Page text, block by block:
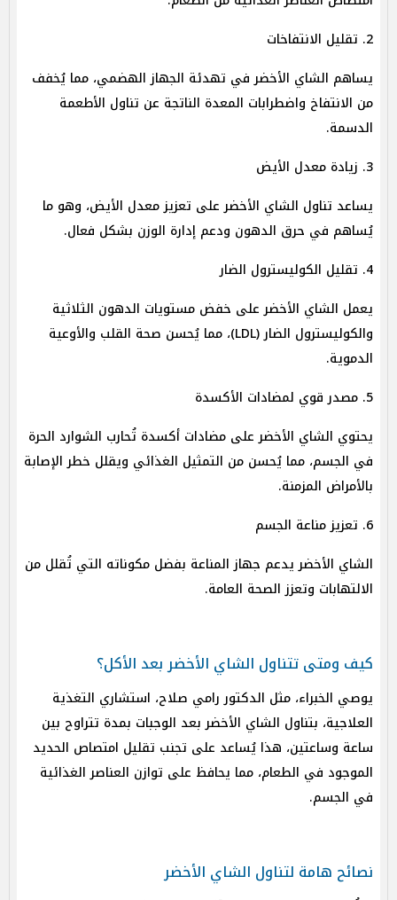
2. تقليل الانتفاخات
يساهم الشاي الأخضر في تهدئة الجهاز الهضمي، مما يُخفف
من الانتفاخ واضطرابات المعدة الناتجة عن تناول الأطعمة
الدسمة.
3. زيادة معدل الأيض
يساعد تناول الشاي الأخضر على تعزيز معدل الأيض، وهو ما
يُساهم في حرق الدهون ودعم إدارة الوزن بشكل فعال.
4. تقليل الكوليسترول الضار
يعمل الشاي الأخضر على خفض مستويات الدهون الثلاثية
والكوليسترول الضار (LDL)، مما يُحسن صحة القلب والأوعية
الدموية.
5. مصدر قوي لمضادات الأكسدة
يحتوي الشاي الأخضر على مضادات أكسدة تُحارب الشوارد الحرة
في الجسم، مما يُحسن من التمثيل الغذائي ويقلل خطر الإصابة
بالأمراض المزمنة.
6. تعزيز مناعة الجسم
الشاي الأخضر يدعم جهاز المناعة بفضل مكوناته التي تُقلل من
الالتهابات وتعزز الصحة العامة.
كيف ومتى تتناول الشاي الأخضر بعد الأكل؟
يوصي الخبراء، مثل الدكتور رامي صلاح، استشاري التغذية
العلاجية، بتناول الشاي الأخضر بعد الوجبات بمدة تتراوح بين
ساعة وساعتين، هذا يُساعد على تجنب تقليل امتصاص الحديد
الموجود في الطعام، مما يحافظ على توازن العناصر الغذائية
في الجسم.
نصائح هامة لتناول الشاي الأخضر